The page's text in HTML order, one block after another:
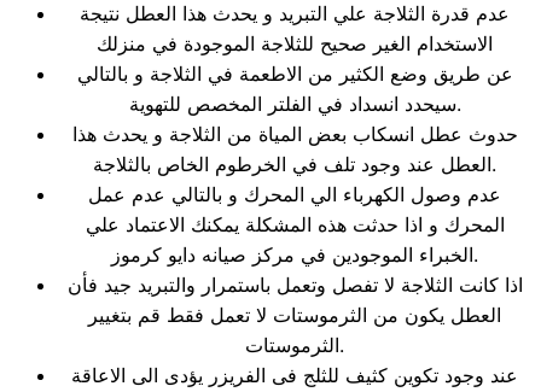
عدم قدرة الثلاجة علي التبريد و يحدث هذا العطل نتيجة
الاستخدام الغير صحيح للثلاجة الموجودة في منزلك
عن طريق وضع الكثير من الاطعمة في الثلاجة و بالتالي
سيحدد انسداد في الفلتر المخصص للتهوية.
حدوث عطل انسكاب بعض المياة من الثلاجة و يحدث هذا
العطل عند وجود تلف في الخرطوم الخاص بالثلاجة.
عدم وصول الكهرباء الي المحرك و بالتالي عدم عمل
المحرك و اذا حدثت هذه المشكلة يمكنك الاعتماد علي
الخبراء الموجودين في مركز صيانه دايو كرموز.
اذا كانت الثلاجة لا تفصل وتعمل باستمرار والتبريد جيد فأن
العطل يكون من الثرموستات لا تعمل فقط قم بتغيير
الثرموستات.
عند وجود تكوين كثيف للثلج فى الفريزر يؤدى الى الاعاقة